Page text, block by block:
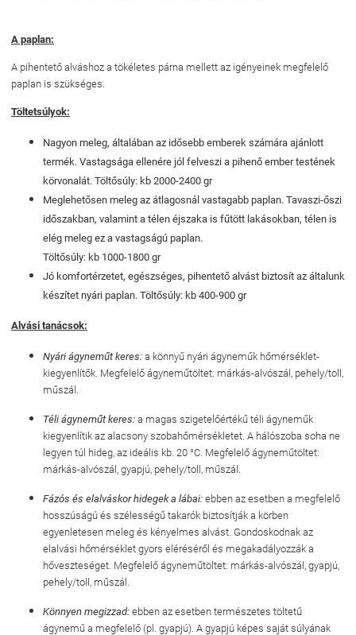
A paplan:
A pihentető alváshoz a tökéletes párna mellett az igényeinek megfelelő
paplan is szükséges.
Töltetsúlyok:
Nagyon meleg, általában az idősebb emberek számára ajánlott
termék. Vastagsága ellenére jól felveszi a pihenő ember testének
körvonalát. Töltősúly: kb 2000-2400 gr
Meglehetősen meleg az átlagosnál vastagabb paplan. Tavaszi-őszi
időszakban, valamint a télen éjszaka is fűtött lakásokban, télen is
elég meleg ez a vastagságú paplan.
Töltősúly: kb 1000-1800 gr
Jó komfortérzetet, egészséges, pihentető alvást biztosít az általunk
készítet nyári paplan. Töltősúly: kb 400-900 gr
Alvási tanácsok:
Nyári ágyneműt keres: a könnyű nyári ágyneműk hőmérséklet-
kiegyenlítők. Megfelelő ágyneműtöltet: márkás-alvószál, pehely/toll,
műszál.
Téli ágyneműt keres: a magas szigetelőértékű téli ágyneműk
kiegyenlítik az alacsony szobahőmérsékletet. A hálószoba soha ne
legyen túl hideg, az ideális kb. 20 °C. Megfelelő ágyneműtöltet:
márkás-alvószál, gyapjú, pehely/toll, műszál.
Fázós és elalváskor hidegek a lábai: ebben az esetben a megfelelő
hosszúságú és szélességű takarók biztosítják a körben
egyenletesen meleg és kényelmes alvást. Gondoskodnak az
elalvási hőmérséklet gyors eléréséről és megakadályozzák a
hőveszteséget. Megfelelő ágyneműtöltet: márkás-alvószál, gyapjú,
pehely/toll, műszál.
Könnyen megizzad: ebben az esetben természetes töltetű
ágynemű a megfelelő (pl. gyapjú). A gyapjú képes saját súlyának